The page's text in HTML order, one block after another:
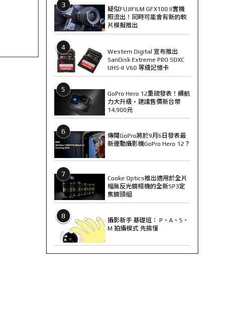
3
疑似FUJIFILM GFX100 II實機
照流出！同時可能會有新的軟
片模擬推出
4
Western Digital 宣布推出
SanDisk Extreme PRO SDXC
UHS-II V60 等級記憶卡
5
GoPro Hero 12重磅發表！續航
力大升級，建議售價新台幣
14,900元
6
傳聞GoPro將於9月6日發表最
新運動攝影機GoPro Hero 12？
7
Cooke Optics推出適用於全片
幅無反光鏡相機的全新SP3定
焦鏡頭組
8
攝影新手 基礎班： P、A、S、
M 拍攝模式 先搞懂